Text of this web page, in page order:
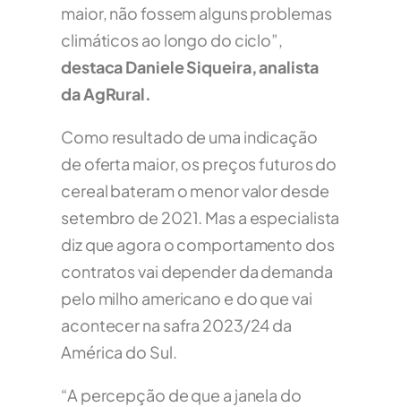
maior, não fossem alguns problemas
climáticos ao longo do ciclo”,
destaca Daniele Siqueira, analista
da AgRural.
Como resultado de uma indicação
de oferta maior, os preços futuros do
cereal bateram o menor valor desde
setembro de 2021. Mas a especialista
diz que agora o comportamento dos
contratos vai depender da demanda
pelo milho americano e do que vai
acontecer na safra 2023/24 da
América do Sul.
“A percepção de que a janela do